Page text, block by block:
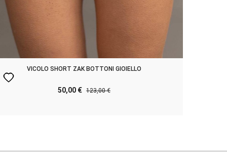
VICOLO SHORT ZAK BOTTONI GIOIELLO
50,00 € 123,00 €
favorite